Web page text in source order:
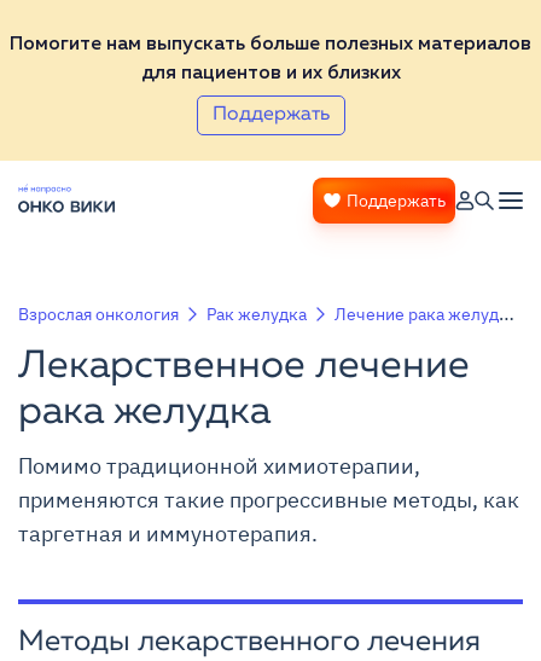
Помогите нам выпускать больше полезных материалов
для пациентов и их близких
Поддержать
Поддержать
Взрослая онкология Рак желудка Лечение рака желудка
Лекарственное лечение
рака желудка
Помимо традиционной химиотерапии,
применяются такие прогрессивные методы, как
таргетная и иммунотерапия.
Методы лекарственного лечения